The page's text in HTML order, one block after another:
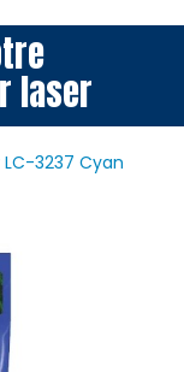
laser
3237 Cyan